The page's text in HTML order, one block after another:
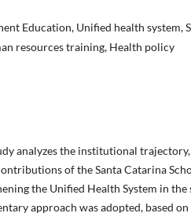
Education, Unified health system,
resources training, Health policy
analyzes the institutional
of the Santa Catarina
the Unified Health System in the
approach was adopted, based on